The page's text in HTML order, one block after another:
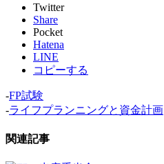
Twitter
Share
Pocket
Hatena
LINE
コピーする
-FP試験
-ライフプランニングと資金計画
関連記事